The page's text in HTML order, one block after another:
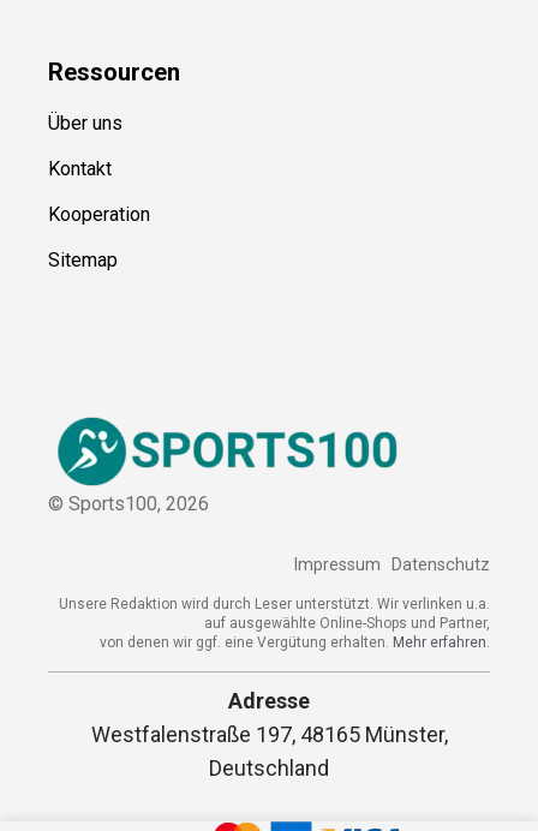
Ressourcen
Über uns
Kontakt
Kooperation
Sitemap
© Sports100, 2026
Impressum Datenschutz
Unsere Redaktion wird durch Leser unterstützt. Wir verlinken u.a.
auf ausgewählte Online-Shops und Partner,
von denen wir ggf. eine Vergütung erhalten. Mehr erfahren.
Adresse
Westfalenstraße 197, 48165 Münster,
Deutschland